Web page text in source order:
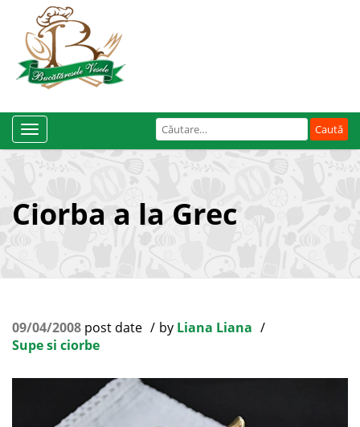
Caută
după:
Toggle
Navigation
Ciorba a la Grec
09/04/2008 post date by Liana Liana
Supe si ciorbe